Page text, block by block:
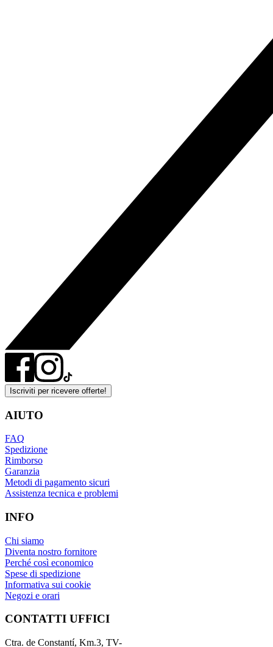
Iscriviti per ricevere offerte!
AIUTO
FAQ
Spedizione
Rimborso
Garanzia
Metodi di pagamento sicuri
Assistenza tecnica e problemi
INFO
Chi siamo
Diventa nostro fornitore
Perché così economico
Spese di spedizione
Informativa sui cookie
Negozi e orari
CONTATTI UFFICI
Ctra. de Constantí, Km.3, TV-